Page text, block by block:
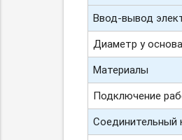
Ввод-вывод
Диаметр у
Материалы
Подключение
Соединительный